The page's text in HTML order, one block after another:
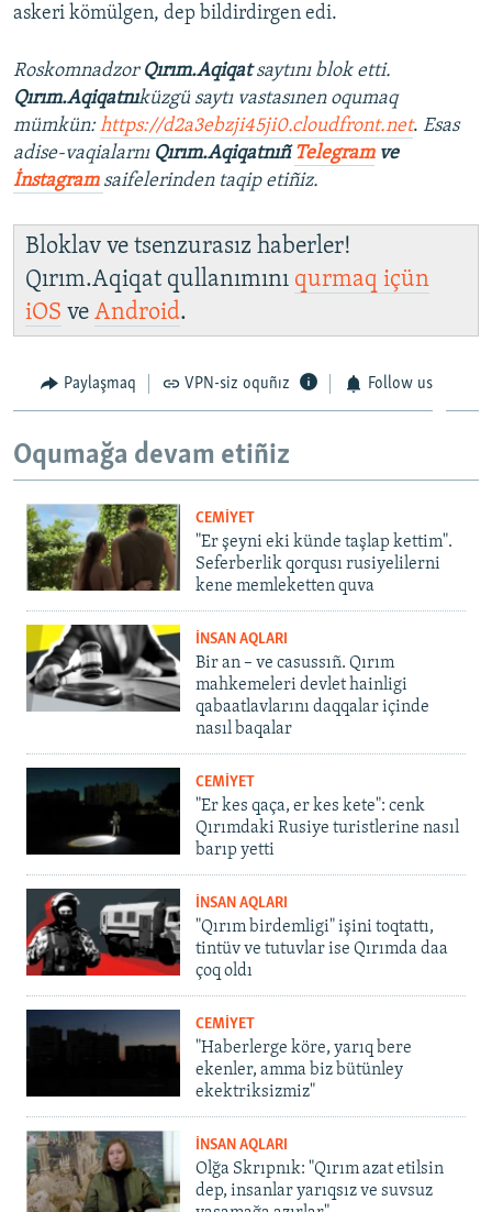
askeri kömülgen, dep bildirdirgen edi.
Roskomnadzor Qırım.Aqiqatsaytını blok etti.
Qırım.Aqiqatnıküzgü saytı vastasınen oqumaq
mümkün:https://d2a3ebzji45ji0.cloudfront.net. Esas
adise-vaqialarnı Qırım.AqiqatnıñTelegramve
İnstagram saifelerinden taqip etiñiz.
Bloklav ve tsenzurasız haberler!
Qırım.Aqiqat qullanımını qurmaq içün
iOS ve Android.
Paylaşmaq VPN-siz oquñız Follow us
Oqumağa devam etiñiz
CEMİYET
"Er şeyni eki künde taşlap kettim".
Seferberlik qorqusı rusiyelilerni
kene memleketten quva
İNSAN AQLARI
Bir an – ve casussıñ. Qırım
mahkemeleri devlet hainligi
qabaatlavlarını daqqalar içinde
nasıl baqalar
CEMİYET
"Er kes qaça, er kes kete": cenk
Qırımdaki Rusiye turistlerine nasıl
barıp yetti
İNSAN AQLARI
"Qırım birdemligi" işini toqtattı,
tintüv ve tutuvlar ise Qırımda daa
çoq oldı
CEMİYET
"Haberlerge köre, yarıq bere
ekenler, amma biz bütünley
ekektriksizmiz"
İNSAN AQLARI
Olğa Skrıpnık: "Qırım azat etilsin
dep, insanlar yarıqsız ve suvsuz